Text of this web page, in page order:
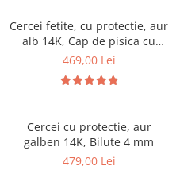
Cercei fetite, cu protectie, aur
alb 14K, Cap de pisica cu
sidef, 8 mm
469,00 Lei
Cercei cu protectie, aur
galben 14K, Bilute 4 mm
479,00 Lei